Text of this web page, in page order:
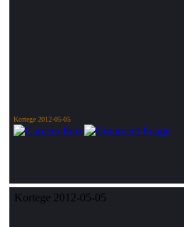
Kortege 2012-05-05
Kortege 2012-05-05